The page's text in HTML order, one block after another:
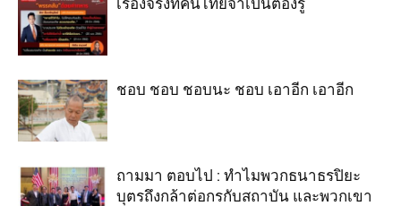
ชอบ ชอบ ชอบนะ ชอบ เอาอีก เอาอีก
ถามมา ตอบไป : ทำไมพวกธนาธรปิยะ
บุตรถึงกล้าต่อกรกับสถาบัน และพวกเขา